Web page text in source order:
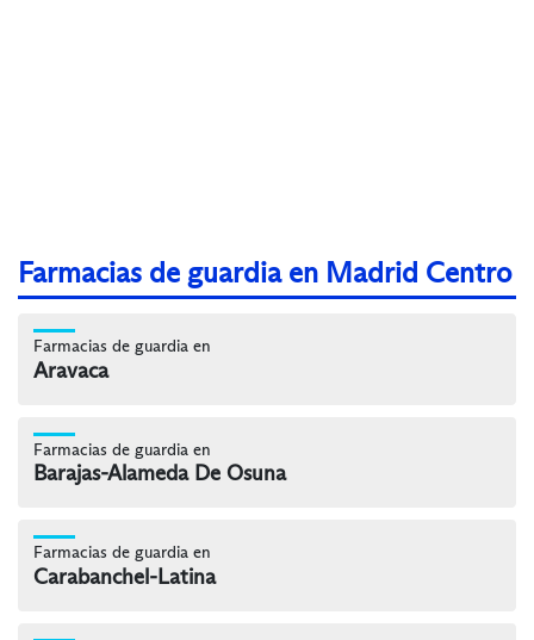
Farmacias de guardia en Madrid Centro
Farmacias de guardia en
Aravaca
Farmacias de guardia en
Barajas-Alameda De Osuna
Farmacias de guardia en
Carabanchel-Latina